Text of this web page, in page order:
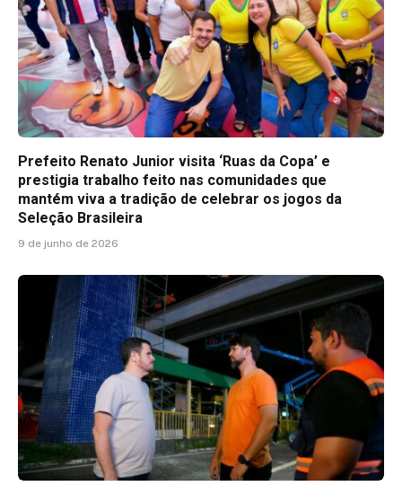
Prefeito Renato Junior visita ‘Ruas da Copa’ e
prestigia trabalho feito nas comunidades que
mantém viva a tradição de celebrar os jogos da
Seleção Brasileira
9 de junho de 2026